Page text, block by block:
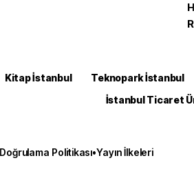
Kitap İstanbul Teknopark İstanbul
İstanbul Ticaret
Doğrulama Politikası•Yayın İlkeleri